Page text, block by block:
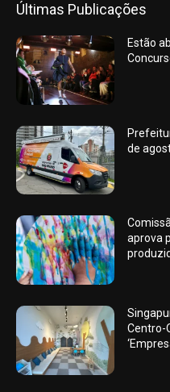
Últimas Publicações
Estão
de
aprova
Centro-